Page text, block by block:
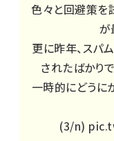
色々と回避策を
が
更に昨年、スパ
されたばかりで
一時的にどうに
(3/n)